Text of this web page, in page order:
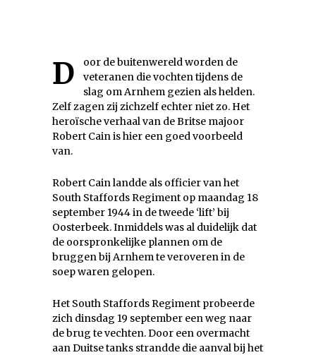
Door de buitenwereld worden de
veteranen die vochten tijdens de
slag om Arnhem gezien als helden.
Zelf zagen zij zichzelf echter niet zo. Het
heroïsche verhaal van de Britse majoor
Robert Cain is hier een goed voorbeeld
van.
Robert Cain landde als officier van het
South Staffords Regiment op maandag 18
september 1944 in de tweede ‘lift’ bij
Oosterbeek. Inmiddels was al duidelijk dat
de oorspronkelijke plannen om de
bruggen bij Arnhem te veroveren in de
soep waren gelopen.
Het South Staffords Regiment probeerde
zich dinsdag 19 september een weg naar
de brug te vechten. Door een overmacht
aan Duitse tanks strandde die aanval bij het